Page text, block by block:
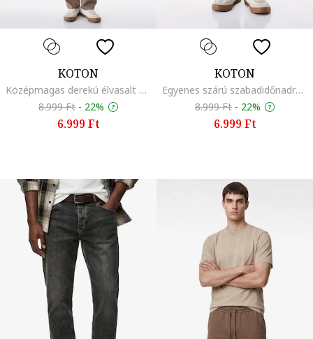
KOTON
Középmagas derekú élvasalt chino nadrág, Tópbarna
8.999 Ft - 22%
6.999 Ft
KOTON
Egyenes szárú szabadidőnadrág, Sötétbarna
8.999 Ft - 22%
6.999 Ft